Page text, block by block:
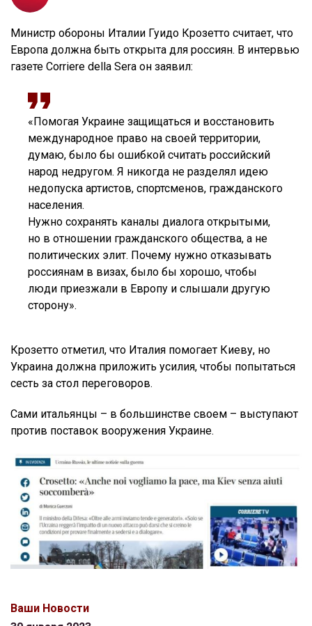
Министр обороны Италии Гуидо Крозетто считает, что
Европа должна быть открыта для россиян. В интервью
газете Corriere della Sera он заявил:
«Помогая Украине защищаться и восстановить
международное право на своей территории,
думаю, было бы ошибкой считать российский
народ недругом. Я никогда не разделял идею
недопуска артистов, спортсменов, гражданского
населения.
Нужно сохранять каналы диалога открытыми,
но в отношении гражданского общества, а не
политических элит. Почему нужно отказывать
россиянам в визах, было бы хорошо, чтобы
люди приезжали в Европу и слышали другую
сторону».
Крозетто отметил, что Италия помогает Киеву, но
Украина должна приложить усилия, чтобы попытаться
сесть за стол переговоров.
Сами итальянцы – в большинстве своем – выступают
против поставок вооружения Украине.
Ваши Новости